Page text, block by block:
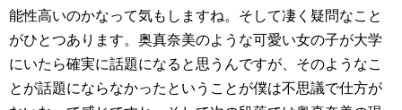
能性高いのかなって気もしますね。そして凄く疑問なこと
がひとつあります。奥真奈美のような可愛い女の子が大学
にいたら確実に話題になると思うんですが、そのようなこ
とが話題にならなかったということが僕は不思議で仕方が